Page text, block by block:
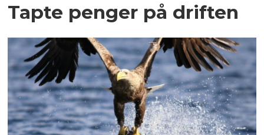
Tapte penger på driften